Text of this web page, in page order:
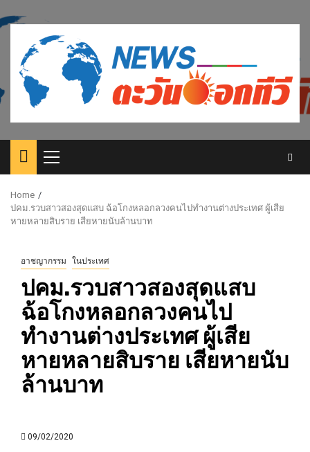
to
content
Primary
Menu
Home
ปคม.รวบสาวสองสุดแสบ ฉ้อโกงหลอกลวงคนไปทำงานต่างประเทศ ผู้เสีย
หายหลายสิบราย เสียหายนับล้านบาท
อาชญากรรม ในประเทศ
ปคม.รวบสาวสองสุดแสบ
ฉ้อโกงหลอกลวงคนไป
ทำงานต่างประเทศ ผู้เสีย
หายหลายสิบราย เสียหายนับ
ล้านบาท
09/02/2020